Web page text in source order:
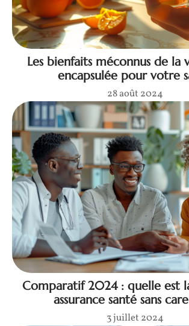
Les bienfaits méconnus de la
encapsulée pour votre
28 août 2024
Comparatif 2024 : quelle est
assurance santé sans
3 juillet 2024